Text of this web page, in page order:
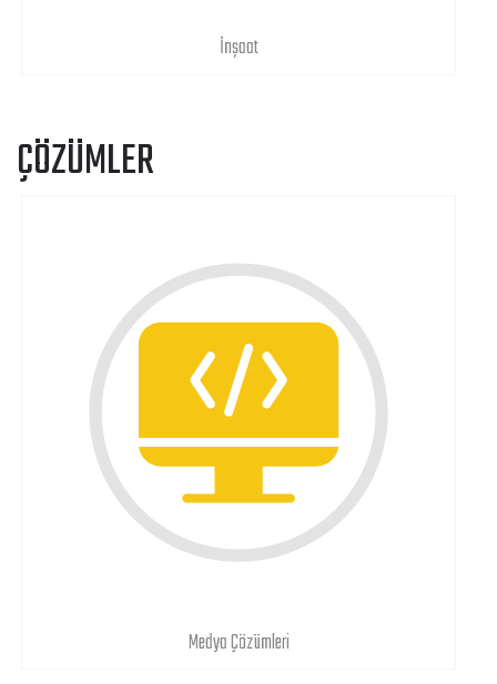
İnşaat
ÇÖZÜMLER
Medya Çözümleri